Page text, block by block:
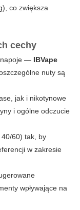
co zwiększa
cechy
napoje — IBVape
nuty są
jak i nikotynowe
i ogólne odczucie
60) tak, by
w zakresie
wpływające na